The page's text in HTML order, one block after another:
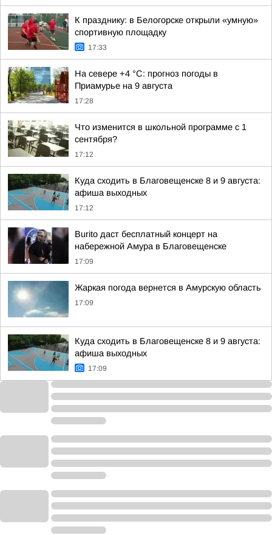
К празднику: в Белогорске открыли «умную»
спортивную площадку
17:33
На севере +4 °С: прогноз погоды в
Приамурье на 9 августа
17:28
Что изменится в школьной программе с 1
сентября?
17:12
Куда сходить в Благовещенске 8 и 9 августа:
афиша выходных
17:12
Burito даст бесплатный концерт на
набережной Амура в Благовещенске
17:09
Жаркая погода вернется в Амурскую область
17:09
Куда сходить в Благовещенске 8 и 9 августа:
афиша выходных
17:09